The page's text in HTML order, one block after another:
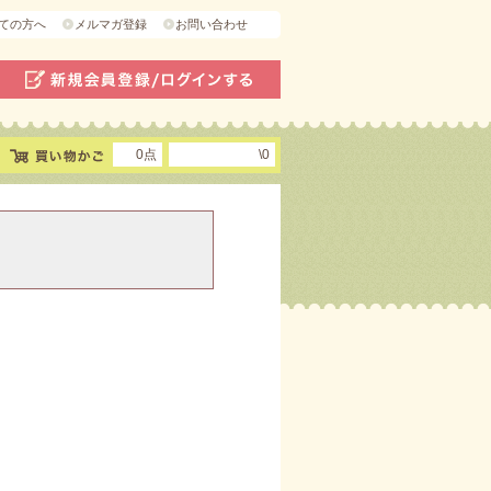
の方へ メルマガ登録 お問い合わせ
0点 \0